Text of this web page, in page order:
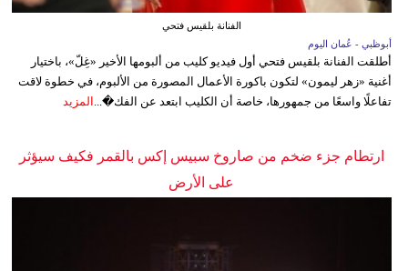
الفنانة بلقيس فتحي
أبوظبي - عُمان اليوم
أطلقت الفنانة بلقيس فتحي أول فيديو كليب من ألبومها الأخير «غِلّ»، باختيار
أغنية «زهر ليمون» لتكون باكورة الأعمال المصورة من الألبوم، في خطوة لاقت
تفاعلًا واسعًا من جمهورها، خاصة أن الكليب ابتعد عن الفك�...
المزيد
ارتطام جزء ضخم من صاروخ سبيس إكس بالقمر فكيف سيؤثر
على الأرض